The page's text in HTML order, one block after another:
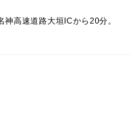
高速道路大垣ICから20分。